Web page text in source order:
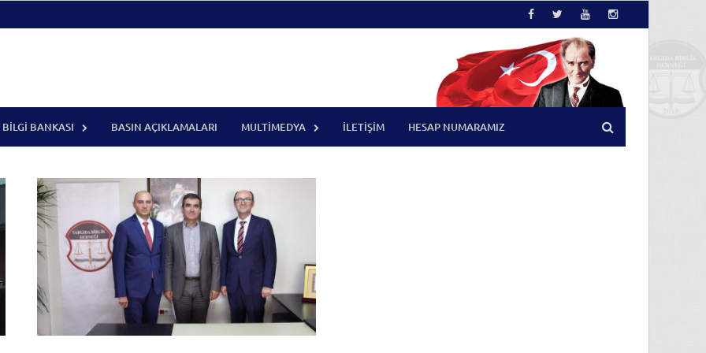
BILGI BANKASI BASIN AÇIKLAMALARI MULTIMEDYA İLETIŞIM HESAP NUMARAMIZ